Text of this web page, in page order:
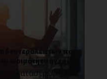
δευτερολέπτων που
ωριμότητα ηγεσίας.
καταστρέφει μια